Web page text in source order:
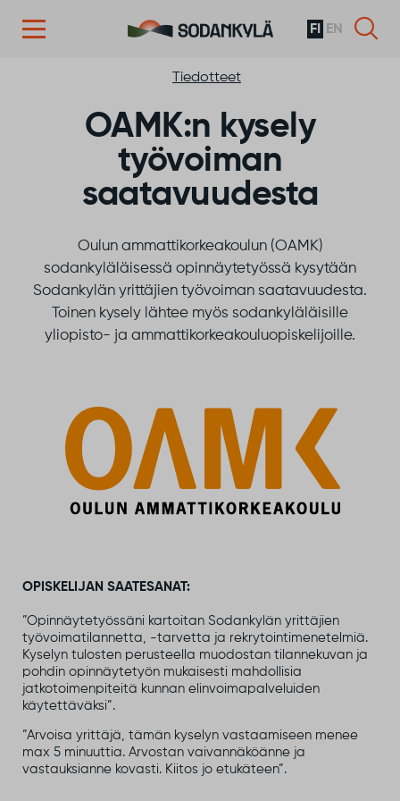
FI EN
Tiedotteet
OAMK:n kysely
työvoiman
saatavuudesta
Oulun ammattikorkeakoulun (OAMK)
sodankyläläisessä opinnäytetyössä kysytään
Sodankylän yrittäjien työvoiman saatavuudesta.
Toinen kysely lähtee myös sodankyläläisille
yliopisto- ja ammattikorkeakouluopiskelijoille.
OPISKELIJAN SAATESANAT:
”Opinnäytetyössäni kartoitan Sodankylän yrittäjien
työvoimatilannetta, -tarvetta ja rekrytointimenetelmiä.
Kyselyn tulosten perusteella muodostan tilannekuvan ja
pohdin opinnäytetyön mukaisesti mahdollisia
jatkotoimenpiteitä kunnan elinvoimapalveluiden
käytettäväksi”.
”Arvoisa yrittäjä, tämän kyselyn vastaamiseen menee
max 5 minuuttia. Arvostan vaivannäköänne ja
vastauksianne kovasti. Kiitos jo etukäteen”.